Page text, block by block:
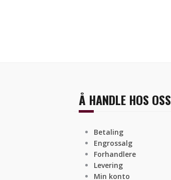
Å HANDLE HOS OSS
Betaling
Engrossalg
Forhandlere
Levering
Min konto